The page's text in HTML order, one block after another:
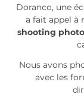
Doranco, une
a fait appel à
shooting photo
Nous avons
avec les